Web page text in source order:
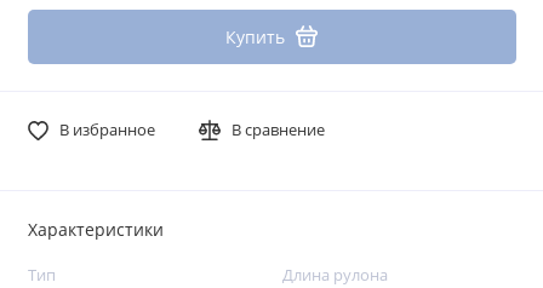
Купить
В избранное В сравнение
Характеристики
Тип Длина рулона